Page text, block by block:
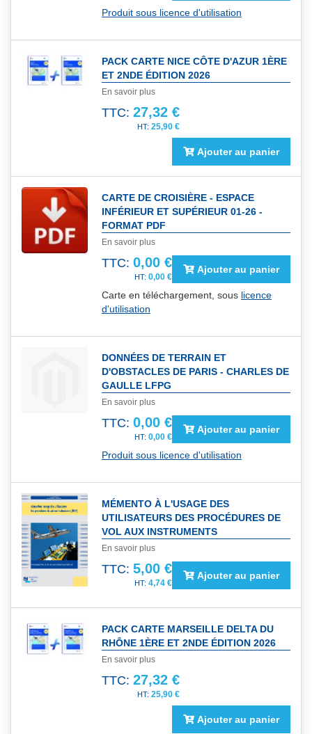
Produit sous licence d'utilisation
PACK CARTE NICE CÔTE D'AZUR 1ÈRE
ET 2NDE ÉDITION 2026
En savoir plus
TTC: 27,32 €
25,90 €
Ajouter au panier
CARTE DE CROISIÈRE - ESPACE
INFÉRIEUR ET SUPÉRIEUR 01-26 -
FORMAT PDF
En savoir plus
TTC: 0,00 €
0,00 €
Ajouter au panier
Carte en téléchargement, sous licence
d'utilisation
DONNÉES DE TERRAIN ET
D'OBSTACLES DE PARIS - CHARLES DE
GAULLE LFPG
En savoir plus
TTC: 0,00 €
0,00 €
Ajouter au panier
Produit sous licence d'utilisation
MÉMENTO À L'USAGE DES
UTILISATEURS DES PROCÉDURES DE
VOL AUX INSTRUMENTS
En savoir plus
TTC: 5,00 €
4,74 €
Ajouter au panier
PACK CARTE MARSEILLE DELTA DU
RHÔNE 1ÈRE ET 2NDE ÉDITION 2026
En savoir plus
TTC: 27,32 €
25,90 €
Ajouter au panier